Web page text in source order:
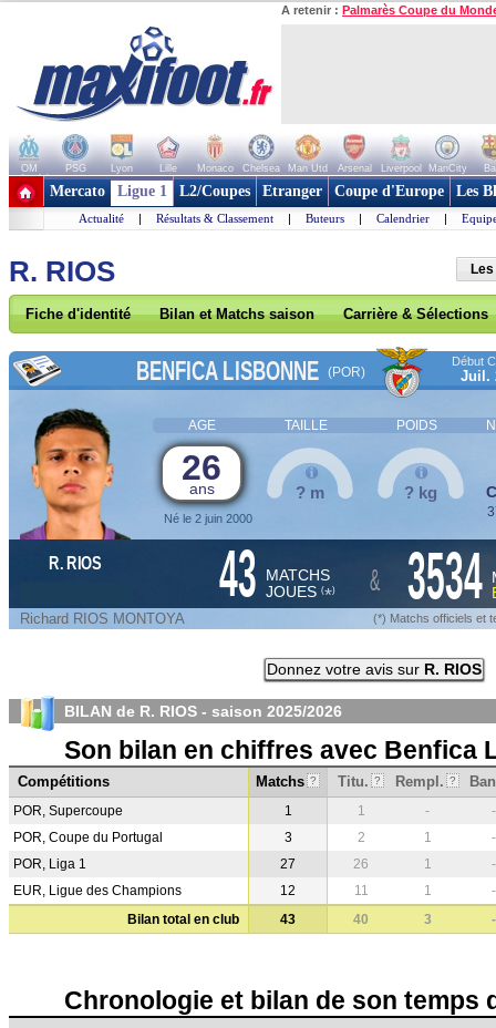
A retenir : Palmarès Coupe du
OM PSG Lyon Lille Monaco Chelsea Man Utd Arsenal Liverpool ManCity
+ de clubs
Mercato Ligue 1 L2/Coupes Etranger Coupe d'Europe Les
Actualité | Résultats & Classement | Buteurs | Calendrier |
R. RIOS
Fiche d'identité Bilan et Matchs saison Carrière & Sélections
BENFICA LISBONNE (POR)
Début
Juil.
AGE TAILLE POIDS
26
ans
Né le 2 juin 2000
? m ? kg
R. RIOS 43 MATCHS
JOUES (*) & 3534
Richard RIOS MONTOYA (*) Matchs officiels et
Donnez votre avis sur R. RIOS
BILAN de R. RIOS - saison 2025/2026
Son bilan en chiffres avec Benfica
Compétitions Matchs ? Titu. ? Rempl. ?
POR, Supercoupe 1 1 -
-
POR, Coupe du Portugal
3 2 1
-
POR, Liga 1
27 26 1
-
EUR, Ligue des Champions
12 11 1
-
Bilan total en club
43 40 3 -
Chronologie et bilan de son temps